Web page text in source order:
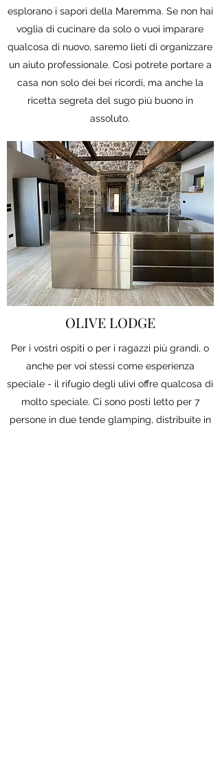
esplorano i sapori della Maremma. Se non hai
voglia di cucinare da solo o vuoi imparare
qualcosa di nuovo, saremo lieti di organizzare
un aiuto professionale. Così potrete portare a
casa non solo dei bei ricordi, ma anche la
ricetta segreta del sugo più buono in
assoluto.
OLIVE LODGE
Per i vostri ospiti o per i ragazzi più grandi, o
anche per voi stessi come esperienza
speciale - il rifugio degli ulivi offre qualcosa di
molto speciale. Ci sono posti letto per 7
persone in due tende glamping, distribuite in